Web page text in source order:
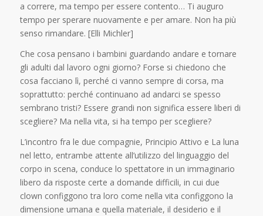
a correre, ma tempo per essere contento… Ti auguro
tempo per sperare nuovamente e per amare. Non ha più
senso rimandare. [Elli Michler]
Che cosa pensano i bambini guardando andare e tornare
gli adulti dal lavoro ogni giorno? Forse si chiedono che
cosa facciano lì, perché ci vanno sempre di corsa, ma
soprattutto: perché continuano ad andarci se spesso
sembrano tristi? Essere grandi non significa essere liberi di
scegliere? Ma nella vita, si ha tempo per scegliere?
L’incontro fra le due compagnie, Principio Attivo e La luna
nel letto, entrambe attente all’utilizzo del linguaggio del
corpo in scena, conduce lo spettatore in un immaginario
libero da risposte certe a domande difficili, in cui due
clown configgono tra loro come nella vita configgono la
dimensione umana e quella materiale, il desiderio e il